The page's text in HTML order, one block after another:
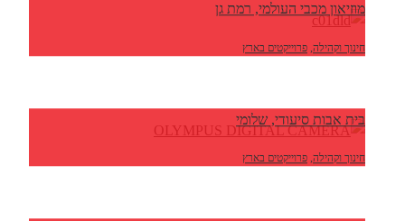
מוזיאון מכבי העולמי, רמת גן
חינוך וקהילה, פרוייקטים בארץ
בית אבות סיעודי, שלומי
חינוך וקהילה, פרוייקטים בארץ